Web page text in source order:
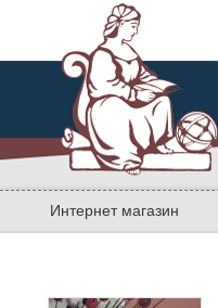
Интернет магазин